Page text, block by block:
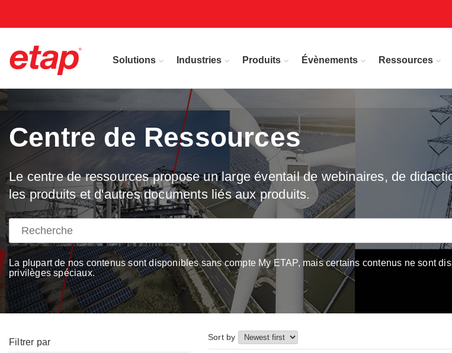
Solutions Industries Produits Évènements Ressources
Centre de Ressources
Le centre de ressources propose un large éventail de webinaires, de
les produits et d'autres documents liés aux produits.
La plupart de nos contenus sont disponibles sans compte My ETAP, mais certains contenus ne sont
privilèges spéciaux.
Filtrer par Sort by